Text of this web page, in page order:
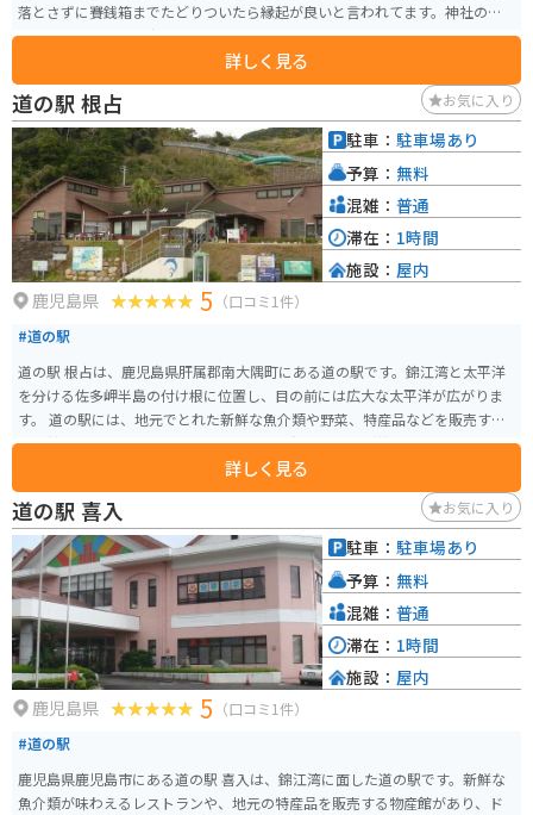
落とさずに賽銭箱までたどりついたら縁起が良いと言われてます。神社の裏
に行くと、開聞岳が海の向こうに見えて景色も素晴らしいです。
詳しく見る
道の駅 根占 お気に入り
鹿児島県 5 （口コミ1件）
#道の駅
道の駅 根占は、鹿児島県肝属郡南大隅町にある道の駅です。錦江湾と太平洋
を分ける佐多岬半島の付け根に位置し、目の前には広大な太平洋が広がりま
す。 道の駅には、地元でとれた新鮮な魚介類や野菜、特産品などを販売する
物産館や、食事処があります。また、展望台からは太平洋を一望でき、晴れた
日には種子島や屋久島を見ることができます。 バイクで訪れる場合、道の駅
には広い駐車場が完備されているので安心です。佐多岬方面へ続く海岸線
は、景色が良く、ツーリングにも最適です。 地元の名産品としては、近海で
とれるカツオやブリなどの魚介類の他、ポンカンやタンカンなどの柑橘類が
有名です。道の駅のレストランでは、新鮮な魚介類を使った料理や、地元産
の野菜を使った料理を楽しむことができます。
詳しく見る
駐車： 駐車場あり
予算： 無料
混雑： 普通
滞在： 1時間
施設： 屋内
道の駅 喜入 お気に入り
鹿児島県 5 （口コミ1件）
#道の駅
鹿児島県鹿児島市にある道の駅 喜入は、錦江湾に面した道の駅です。新鮮な
魚介類が味わえるレストランや、地元の特産品を販売する物産館があり、ド
駐車： 駐車場あり
予算： 無料
混雑： 普通
滞在： 1時間
施設： 屋内